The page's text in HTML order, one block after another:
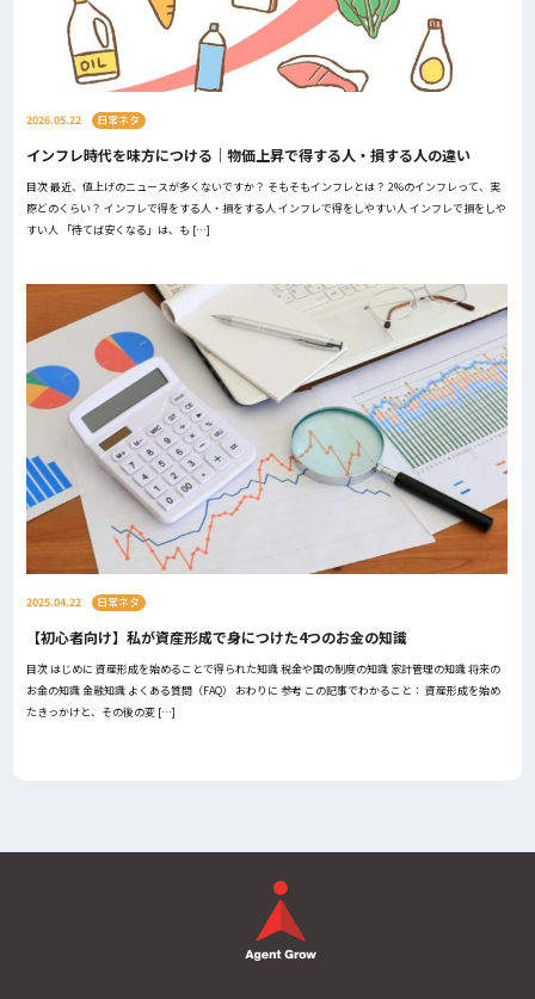
2026.05.22 日常ネタ
インフレ時代を味方につける｜物価上昇で得する人・損する人の違い
目次 最近、値上げのニュースが多くないですか？ そもそもインフレとは？ 2%のインフレって、実
際どのくらい？ インフレで得をする人・損をする人 インフレで得をしやすい人 インフレで損をしや
すい人 「待てば安くなる」は、も […]
2025.04.22 日常ネタ
【初心者向け】私が資産形成で身につけた4つのお金の知識
目次 はじめに 資産形成を始めることで得られた知識 税金や国の制度の知識 家計管理の知識 将来の
お金の知識 金融知識 よくある質問（FAQ） おわりに 参考 この記事でわかること： 資産形成を始め
たきっかけと、その後の変 […]